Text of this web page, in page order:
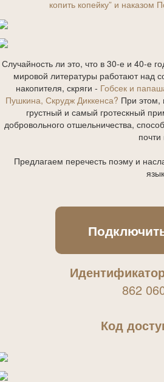
копить копейку” и наказом
Случайность ли это, что в 30-е и 40-е
мировой литературы работают над
накопителя, скряги - Гобсек и
Пушкина, Скрудж Диккенса? При этом,
грустный и самый гротескный
добровольного отшельничества,
Предлагаем перечесть поэму и
862
Код